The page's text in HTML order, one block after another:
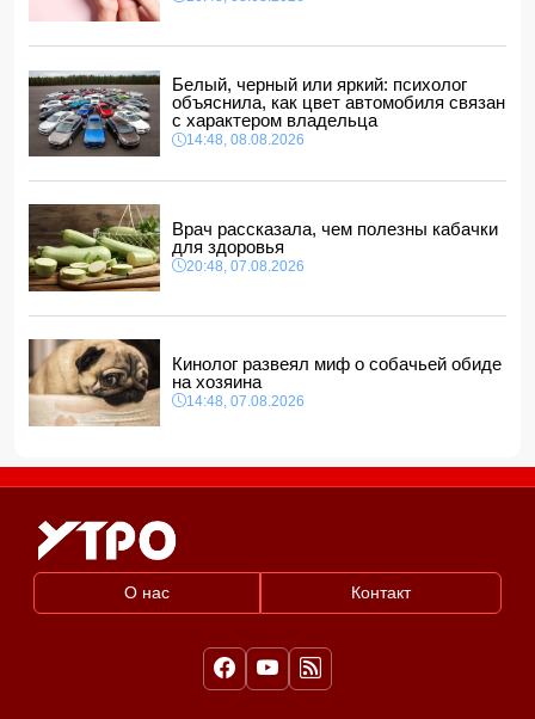
Прогноз погоды в Азербайджане на 9 августа
14:00, 08.08.2026
Никол Пашинян позвонил Ильхаму Алиеву
12:48, 08.08.2026
СМИ: США ищут на Кубе фигуру для повторения
"венесуэльского сценария"
Белый, черный или яркий: психолог
объяснила, как цвет автомобиля связан
с характером владельца
14:48, 08.08.2026
Врач рассказала, чем полезны кабачки
для здоровья
20:48, 07.08.2026
Кинолог развеял миф о собачьей обиде
на хозяина
14:48, 07.08.2026
О нас Контакт